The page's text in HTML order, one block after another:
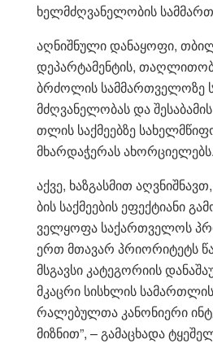
ხელ­მძღვა­ნე­ლო­ბის
აღ­ნიშ­ნუ­ლი და­ნა­ყო­ფი,
დე­პარ­ტა­მენ­ტის,
ბრძო­ლის სამ­მარ­თვე­ლო­ზე
მძღვა­ნე­ლო­ბას და
თლის საქ­მე­ებ­ზე
მხარ­და­ჭე­რას ახორ­ცი­ე­ლებს.
აქვე, ხაზ­გას­მით
ბის საქ­მე­ე­ბის ეფექ­ტი­ა­ნი
ველ­ყო­ფა სა­ქარ­თვე­ლოს
ერთ მთა­ვარ პრი­ო­რი­ტეტს
მსგავ­სი კა­ტე­გო­რი­ის
მკაც­რი სის­ხლის
რა­ლე­ბულ­თა კა­ნო­ნი­ე­რი
მიზ­ნით”, – გა­მა­ცხა­და